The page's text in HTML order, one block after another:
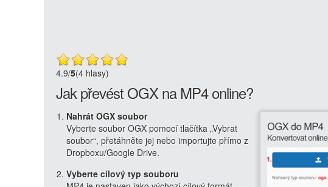
4.9/5(4 hlasy)
Jak převést OGX na MP4 online?
Nahrát OGX soubor
Vyberte soubor OGX pomocí tlačítka „Vybrat
soubor“, přetáhněte jej nebo importujte přímo z
Dropboxu/Google Drive.
Vyberte cílový typ souboru